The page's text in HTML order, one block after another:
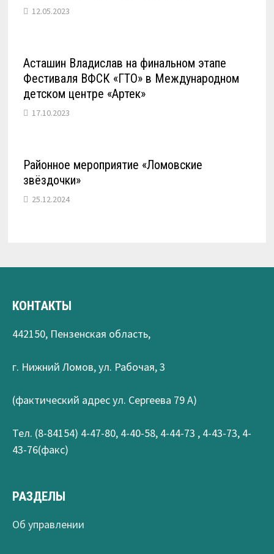
12.05.2023
Асташин Владислав на финальном этапе
Фестиваля ВФСК «ГТО» в Международном
детском центре «Артек»
17.10.2023
Районное мероприятие «Ломовские
звёздочки»
25.12.2024
КОНТАКТЫ
442150, Пензенская область,
г. Нижний Ломов, ул. Рабочая, 3
(фактический адрес ул. Сергеева 79 А)
Тел. (8-84154) 4-47-80, 4-40-58, 4-44-73 , 4-43-73, 4-
43-76(факс)
РАЗДЕЛЫ
Об управлении